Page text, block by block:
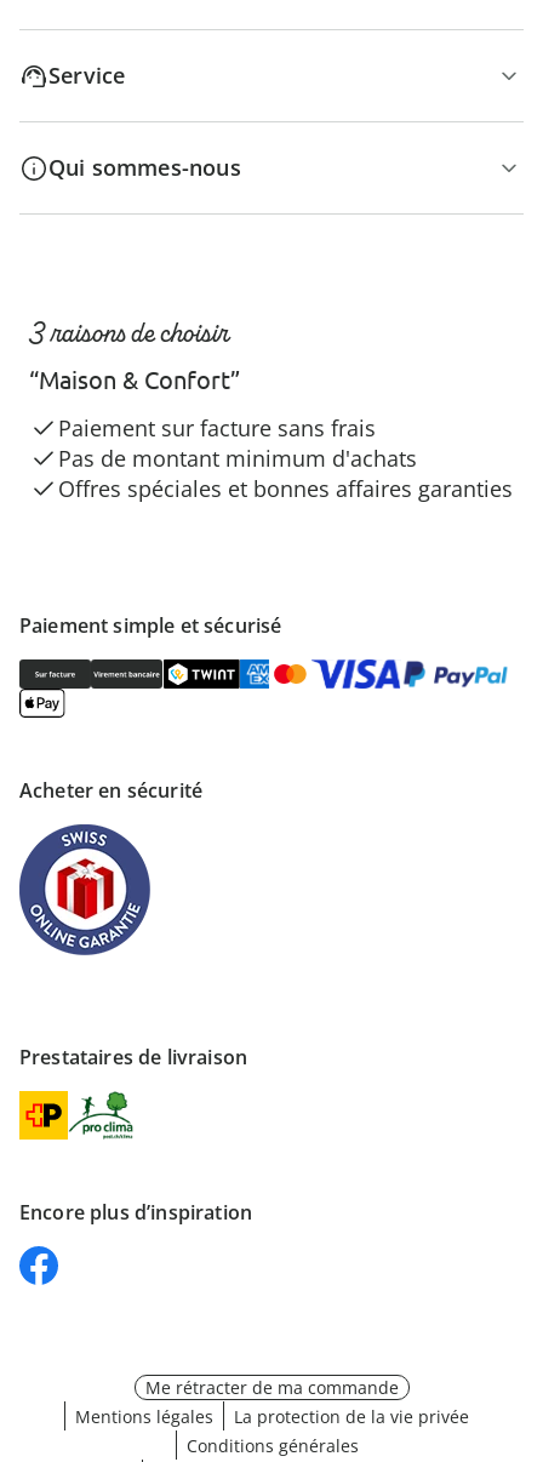
Service
Qui sommes-nous
Paiement simple et sécurisé
Acheter en sécurité
Prestataires de livraison
Encore plus d’inspiration
3 raisons de choisir
“Maison & Confort”
Paiement sur facture sans frais
Pas de montant minimum d'achats
Offres spéciales et bonnes affaires garanties
Me rétracter de ma commande
Mentions légales
La protection de la vie privée
Conditions générales